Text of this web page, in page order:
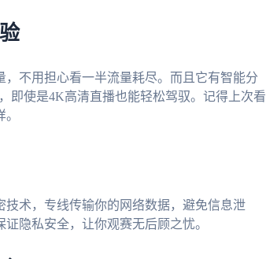
，不用担心看一半流量耗尽。而且它有智能分
即使是4K高清直播也能轻松驾驭。记得上次看
技术，专线传输你的网络数据，避免信息泄
隐私安全，让你观赛无后顾之忧。